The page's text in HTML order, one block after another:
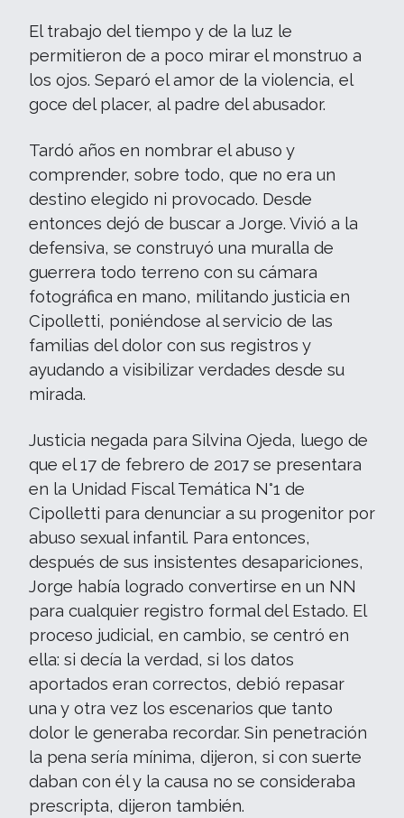
El trabajo del tiempo y de la luz le
permitieron de a poco mirar el monstruo a
los ojos. Separó el amor de la violencia, el
goce del placer, al padre del abusador.
Tardó años en nombrar el abuso y
comprender, sobre todo, que no era un
destino elegido ni provocado. Desde
entonces dejó de buscar a Jorge. Vivió a la
defensiva, se construyó una muralla de
guerrera todo terreno con su cámara
fotográfica en mano, militando justicia en
Cipolletti, poniéndose al servicio de las
familias del dolor con sus registros y
ayudando a visibilizar verdades desde su
mirada.
Justicia negada para Silvina Ojeda, luego de
que el 17 de febrero de 2017 se presentara
en la Unidad Fiscal Temática N°1 de
Cipolletti para denunciar a su progenitor por
abuso sexual infantil. Para entonces,
después de sus insistentes desapariciones,
Jorge había logrado convertirse en un NN
para cualquier registro formal del Estado. El
proceso judicial, en cambio, se centró en
ella: si decía la verdad, si los datos
aportados eran correctos, debió repasar
una y otra vez los escenarios que tanto
dolor le generaba recordar. Sin penetración
la pena sería mínima, dijeron, si con suerte
daban con él y la causa no se consideraba
prescripta, dijeron también.